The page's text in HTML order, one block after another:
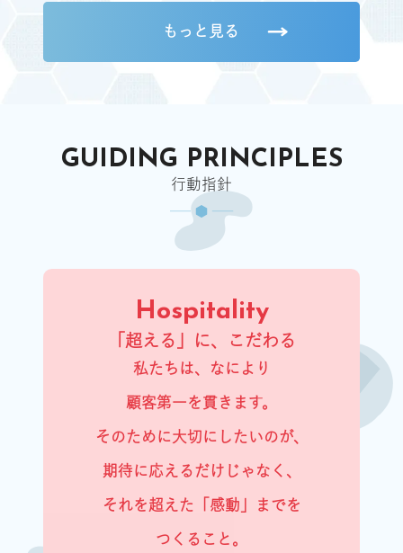
もっと見る
GUIDING PRINCIPLES
行動指針
Hospitality
「超える」に、こだわる
私たちは、なにより
顧客第一を貫きます。
そのために大切にしたいのが、
期待に応えるだけじゃなく、
それを超えた「感動」までを
つくること。